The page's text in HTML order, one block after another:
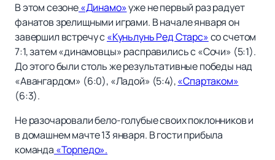
В этом сезоне«Динамо»уже не первый раз радует
фанатов зрелищными играми. В начале января он
завершил встречу с«Куньлунь Ред Старс»со счетом
7:1, затем «динамовцы» расправились с «Сочи» (5:1).
До этого были столь же результативные победы над
«Авангардом» (6:0), «Ладой» (5:4),«Спартаком»
(6:3).
Не разочаровали бело-голубые своих поклонников и
в домашнем мачте 13 января. В гости прибыла
команда «Торпедо».